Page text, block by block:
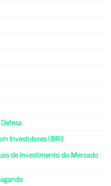
Investidores (IBRI)
de Investimento do Mercado